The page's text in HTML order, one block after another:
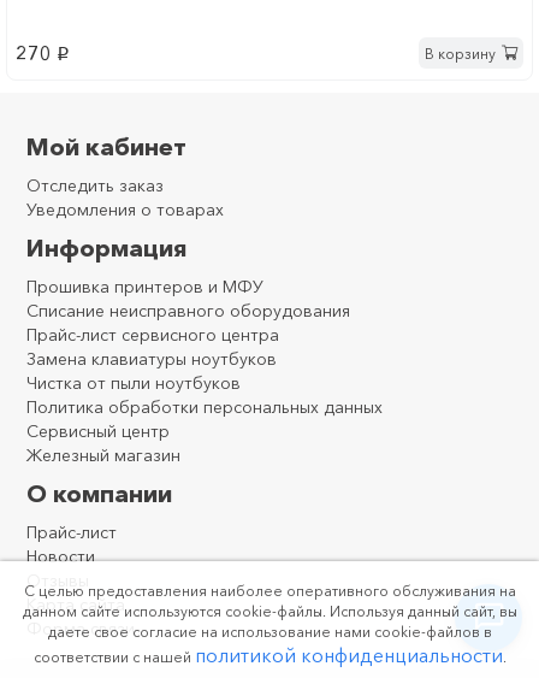
270 p В корзину
Мой кабинет
Отследить заказ
Уведомления о товарах
Информация
Прошивка принтеров и МФУ
Списание неисправного оборудования
Прайс-лист сервисного центра
Замена клавиатуры ноутбуков
Чистка от пыли ноутбуков
Политика обработки персональных данных
Сервисный центр
Железный магазин
О компании
Прайс-лист
Новости
Отзывы
Карта сайта
Форма связи
С целью предоставления наиболее оперативного обслуживания на
данном сайте используются cookie-файлы. Используя данный сайт, вы
даете свое согласие на использование нами cookie-файлов в
соответствии с нашей политикой конфиденциальности.